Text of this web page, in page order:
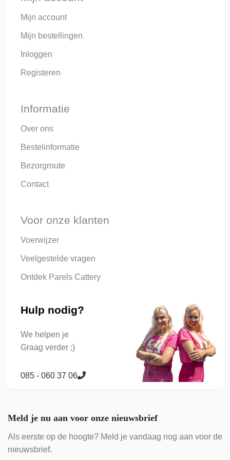
Een mooier compliment kunnen we niet krijgen!
Mijn account
Mijn bestellingen
Inloggen
Registeren
Informatie
Over ons
Bestelinformatie
Bezorgroute
Contact
Voor onze klanten
Voerwijzer
Veelgestelde vragen
Ontdek Parels Cattery
Hulp nodig?
We helpen je
Graag verder ;)
085 - 060 37 06
Meld je nu aan voor onze nieuwsbrief
Als eerste op de hoogte? Meld je vandaag nog aan voor de
nieuwsbrief.